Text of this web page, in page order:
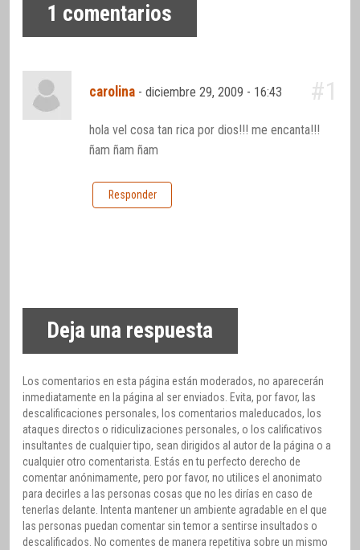
1 comentarios
carolina -diciembre 29, 2009 - 16:43 #1
hola vel cosa tan rica por dios!!! me encanta!!!
ñam ñam ñam
Responder
Deja una respuesta
Los comentarios en esta página están moderados, no aparecerán
inmediatamente en la página al ser enviados. Evita, por favor, las
descalificaciones personales, los comentarios maleducados, los
ataques directos o ridiculizaciones personales, o los calificativos
insultantes de cualquier tipo, sean dirigidos al autor de la página o a
cualquier otro comentarista. Estás en tu perfecto derecho de
comentar anónimamente, pero por favor, no utilices el anonimato
para decirles a las personas cosas que no les dirías en caso de
tenerlas delante. Intenta mantener un ambiente agradable en el que
las personas puedan comentar sin temor a sentirse insultados o
descalificados. No comentes de manera repetitiva sobre un mismo